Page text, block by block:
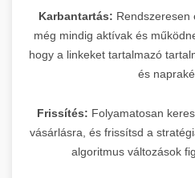
Karbantartás: Rendszeresen
még mindig aktívak és
hogy a linkeket tartalmazó
és
Frissítés: Folyamatosan
vásárlásra, és frissítsd a
algoritmus változások